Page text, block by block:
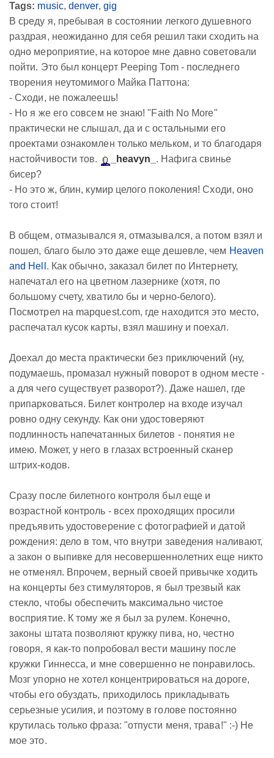
Tags: music,denver, gig
В среду я, пребывая в состоянии легкого душевного
раздрая, неожиданно для себя решил таки сходить на
одно мероприятие, на которое мне давно советовали
пойти. Это был концерт Peeping Tom - последнего
творения неутомимого Майка Паттона:
- Сходи, не пожалеешь!
- Но я же его совсем не знаю! "Faith No More"
практически не слышал, да и с остальными его
проектами ознакомлен только мельком, и то благодаря
настойчивости тов.
_heavyn_ . Нафига свинье
бисер?
- Но это ж, блин, кумир целого поколения! Сходи, оно
того стоит!
В общем, отмазывался я, отмазывался, а потом взял и
пошел, благо было это даже еще дешевле, чем Heaven
and Hell . Как обычно, заказал билет по Интернету,
напечатал его на цветном лазернике (хотя, по
большому счету, хватило бы и черно-белого).
Посмотрел на mapquest.com, где находится это место,
распечатал кусок карты, взял машину и поехал.
Доехал до места практически без приключений (ну,
подумаешь, промазал нужный поворот в одном месте -
а для чего существует разворот?). Даже нашел, где
припарковаться. Билет контролер на входе изучал
ровно одну секунду. Как они удостоверяют
подлинность напечатанных билетов - понятия не
имею. Может, у него в глазах встроенный сканер
штрих-кодов.
Сразу после билетного контроля был еще и
возрастной контроль - всех проходящих просили
предъявить удостоверение с фотографией и датой
рождения: дело в том, что внутри заведения наливают,
а закон о выпивке для несовершеннолетних еще никто
не отменял. Впрочем, верный своей привычке ходить
на концерты без стимуляторов, я был трезвый как
стекло, чтобы обеспечить максимально чистое
восприятие. К тому же я был за рулем. Конечно,
законы штата позволяют кружку пива, но, честно
говоря, я как-то попробовал вести машину после
кружки Гиннесса, и мне совершенно не понравилось.
Мозг упорно не хотел концентрироваться на дороге,
чтобы его обуздать, приходилось прикладывать
серьезные усилия, и поэтому в голове постоянно
крутилась только фраза: "отпусти меня, трава!" :-) Не
мое это.